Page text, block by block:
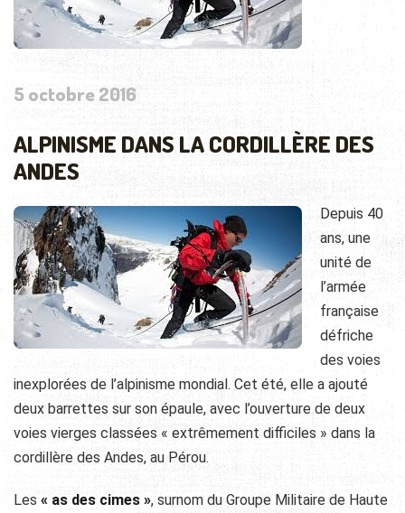
5 octobre 2016
ALPINISME DANS LA CORDILLÈRE DES
ANDES
Depuis 40
ans, une
unité de
l’armée
française
défriche
des voies
inexplorées de l’alpinisme mondial. Cet été, elle a ajouté
deux barrettes sur son épaule, avec l’ouverture de deux
voies vierges classées « extrêmement difficiles » dans la
cordillère des Andes, au Pérou.
Les « as des cimes », surnom du Groupe Militaire de Haute